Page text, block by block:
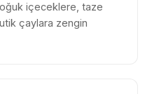
içeceklere, taze
çaylara zengin